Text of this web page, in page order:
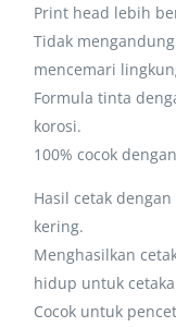
Print head lebih
Tidak
mencemari
Formula tinta
korosi.
100% cocok
Hasil cetak
kering.
Menghasilkan
hidup untuk
Cocok untuk